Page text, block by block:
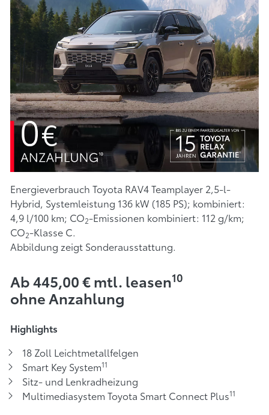
Energieverbrauch Toyota RAV4 Teamplayer 2,5-l-
Hybrid, Systemleistung 136 kW (185 PS); kombiniert:
4,9 l/100 km; CO2-Emissionen kombiniert: 112 g/km;
CO2-Klasse C.
Abbildung zeigt Sonderausstattung.
Ab 445,00 € mtl. leasen10
ohne Anzahlung
Highlights
18 Zoll Leichtmetallfelgen
Smart Key System11
Sitz- und Lenkradheizung
Multimediasystem Toyota Smart Connect Plus11